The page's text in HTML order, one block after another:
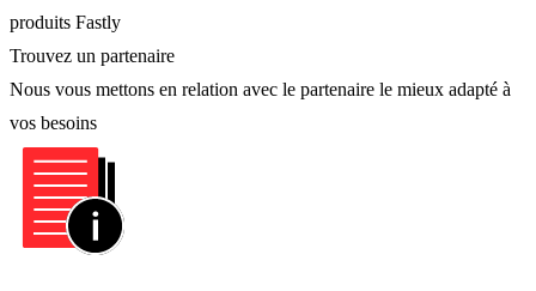
produits Fastly
Trouvez un partenaire
Nous vous mettons en relation avec le partenaire le mieux adapté à
vos besoins